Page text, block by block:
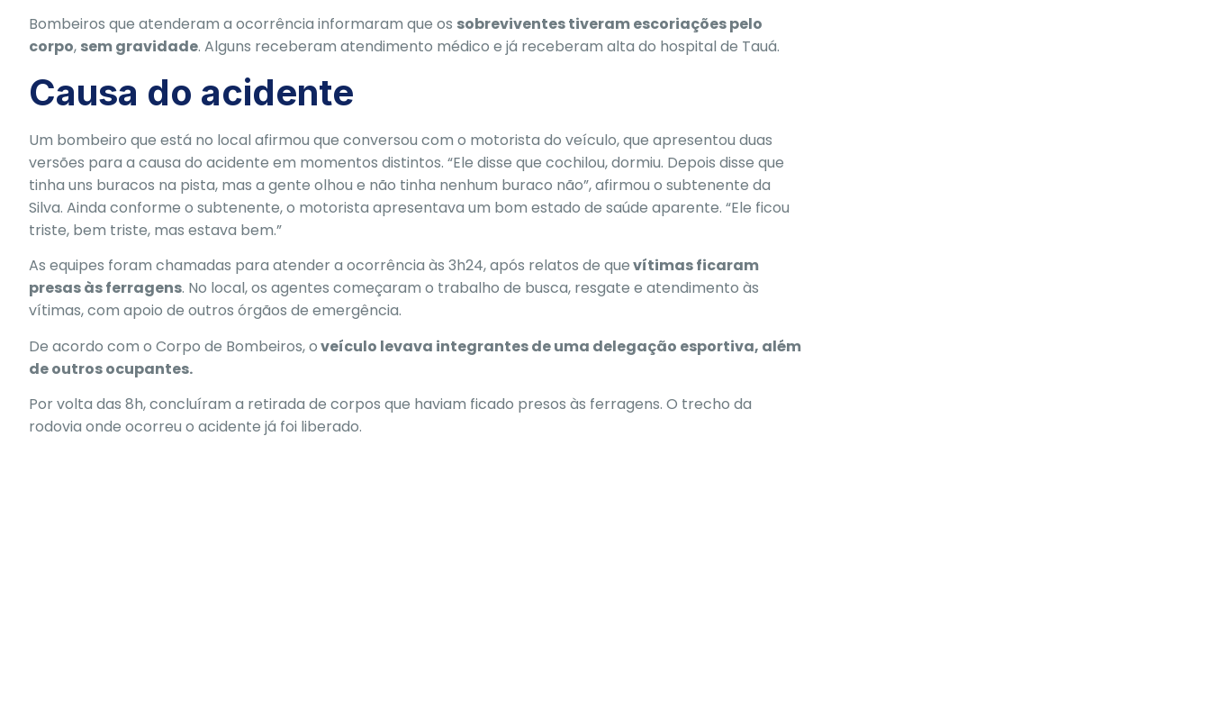
Bombeiros que atenderam a ocorrência informaram que os sobreviventes tiveram escoriações pelo
corpo, sem gravidade. Alguns receberam atendimento médico e já receberam alta do hospital de Tauá.
Causa do acidente
Um bombeiro que está no local afirmou que conversou com o motorista do veículo, que apresentou duas
versões para a causa do acidente em momentos distintos. “Ele disse que cochilou, dormiu. Depois disse que
tinha uns buracos na pista, mas a gente olhou e não tinha nenhum buraco não”, afirmou o subtenente da
Silva. Ainda conforme o subtenente, o motorista apresentava um bom estado de saúde aparente. “Ele ficou
triste, bem triste, mas estava bem.”
As equipes foram chamadas para atender a ocorrência às 3h24, após relatos de quevítimas ficaram
presas às ferragens. No local, os agentes começaram o trabalho de busca, resgate e atendimento às
vítimas, com apoio de outros órgãos de emergência.
De acordo com o Corpo de Bombeiros, oveículo levava integrantes de uma delegação esportiva, além
de outros ocupantes.
Por volta das 8h, concluíram a retirada de corpos que haviam ficado presos às ferragens. O trecho da
rodovia onde ocorreu o acidente já foi liberado.